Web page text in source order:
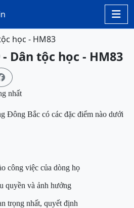

học - HM83
- Dân tộc học - HM83
nhất
Đông Bắc có các đặc điểm nào dưới
công việc của dòng họ
quyền và ảnh hưởng
trọng nhất, quyết định